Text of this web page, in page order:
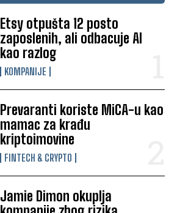
Etsy otpušta 12 posto
zaposlenih, ali odbacuje AI
kao razlog
KOMPANIJE
Prevaranti koriste MiCA-u kao
mamac za krađu
kriptoimovine
FINTECH & CRYPTO
Jamie Dimon okuplja